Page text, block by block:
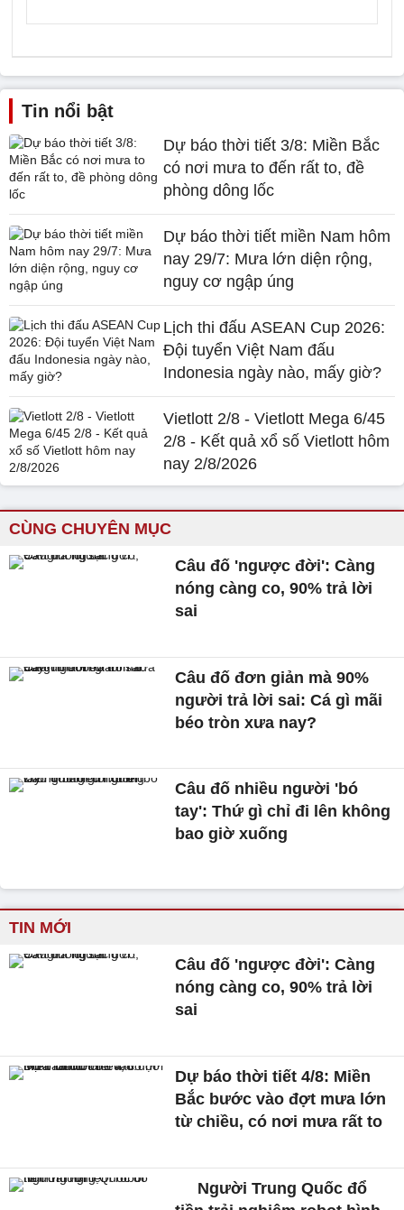
Tin nổi bật
Dự báo thời tiết 3/8: Miền Bắc
có nơi mưa to đến rất to, đề
phòng dông lốc
Dự báo thời tiết miền Nam hôm
nay 29/7: Mưa lớn diện rộng,
nguy cơ ngập úng
Lịch thi đấu ASEAN Cup 2026:
Đội tuyển Việt Nam đấu
Indonesia ngày nào, mấy giờ?
Vietlott 2/8 - Vietlott Mega 6/45
2/8 - Kết quả xổ số Vietlott hôm
nay 2/8/2026
CÙNG CHUYÊN MỤC
Câu đố 'ngược đời': Càng
nóng càng co, 90% trả lời
sai
Câu đố đơn giản mà 90%
người trả lời sai: Cá gì mãi
béo tròn xưa nay?
Câu đố nhiều người 'bó
tay': Thứ gì chỉ đi lên không
bao giờ xuống
TIN MỚI
Câu đố 'ngược đời': Càng
nóng càng co, 90% trả lời
sai
Dự báo thời tiết 4/8: Miền
Bắc bước vào đợt mưa lớn
từ chiều, có nơi mưa rất to
Người Trung Quốc đổ